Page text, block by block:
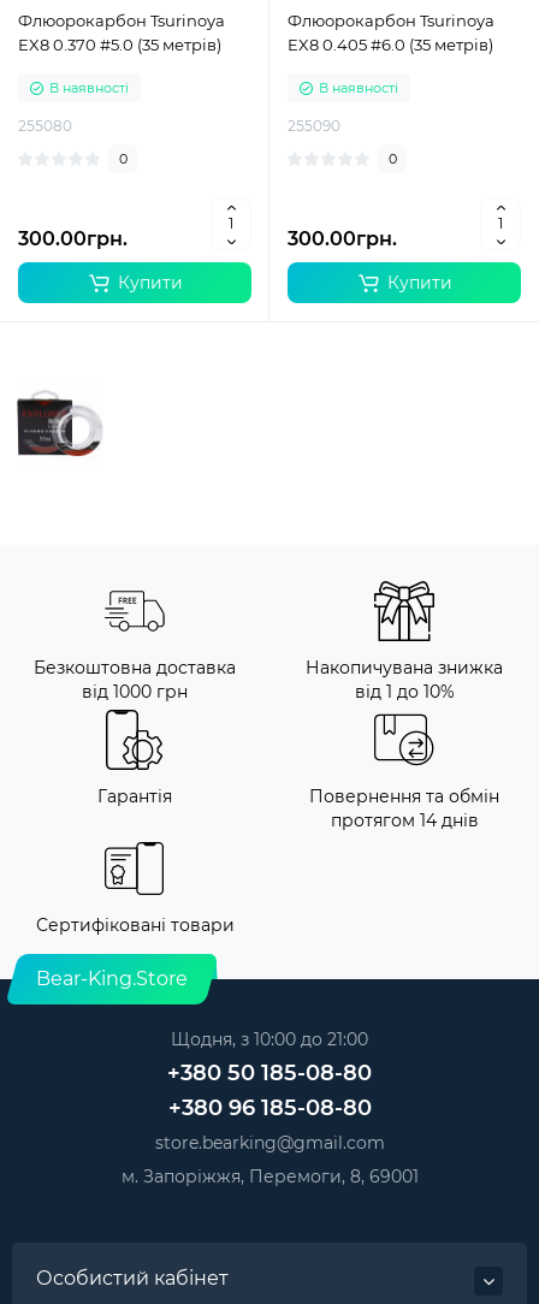
Флюорокарбон Tsurinoya
EX8 0.370 #5.0 (35 метрів)
В наявності
255080
0
300.00грн.
Купити
Флюорокарбон Tsurinoya
EX8 0.405 #6.0 (35 метрів)
В наявності
255090
0
300.00грн.
Купити
Безкоштовна доставка
від 1000 грн
Накопичувана знижка
від 1 до 10%
Гарантія
Повернення та обмін
протягом 14 днів
Сертифіковані товари
Bear-King.Store
Щодня, з 10:00 до 21:00
+380 50 185-08-80
+380 96 185-08-80
store.bearking@gmail.com
м. Запоріжжя, Перемоги, 8, 69001
Особистий кабінет